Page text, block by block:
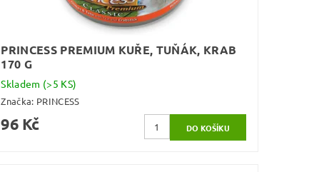
PRINCESS PREMIUM KUŘE, TUŇÁK, KRAB
170 G
Skladem (>5 KS)
Značka: PRINCESS
96 Kč